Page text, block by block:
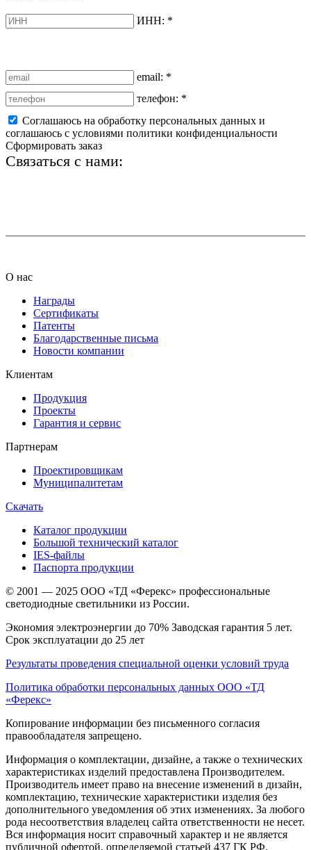
ИНН: *
email: *
телефон: *
Соглашаюсь на обработку персональных данных и
соглашаюсь с условиями политики конфиденциальности
Сформировать заказ
Связаться с нами:
О нас
Награды
Сертификаты
Патенты
Благодарственные письма
Новости компании
Клиентам
Продукция
Проекты
Гарантия и сервис
Партнерам
Проектировщикам
Муниципалитетам
Скачать
Каталог продукции
Большой технический каталог
IES-файлы
Паспорта продукции
© 2001 — 2025 ООО «ТД «Ферекс» профессиональные
светодиодные светильники из России.
Экономия электроэнергии до 70% Заводская гарантия 5 лет.
Срок эксплуатации до 25 лет
Результаты проведения специальной оценки условий труда
Политика обработки персональных данных ООО «ТД
«Ферекс»
Копирование информации без письменного согласия
правообладателя запрещено.
Информация о комплектации, дизайне, а также о технических
характеристиках изделий предоставлена Производителем.
Производитель имеет право на внесение изменений в дизайн,
комплектацию, технические характеристики изделия без
дополнительного уведомления об этих изменениях. За любого
рода несоответствия владелец сайта ответственности не несет.
Вся информация носит справочный характер и не является
публичной офертой, определяемой статьей 437 ГК РФ.